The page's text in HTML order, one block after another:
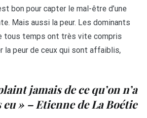
bon pour capter le mal-être d’une
Mais aussi la peur. Les dominants
tous temps ont très vite compris
la peur de ceux qui sont affaiblis,
jamais de ce qu’on n’a
eu » – Etienne de La Boétie